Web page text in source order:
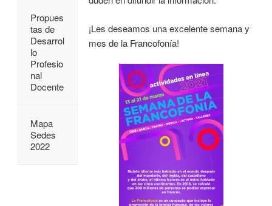
¡Les deseamos una excelente semana y
mes de la Francofonía!
Propues
tas de
Desarrol
lo
Profesio
nal
Docente
Mapa
Sedes
2022